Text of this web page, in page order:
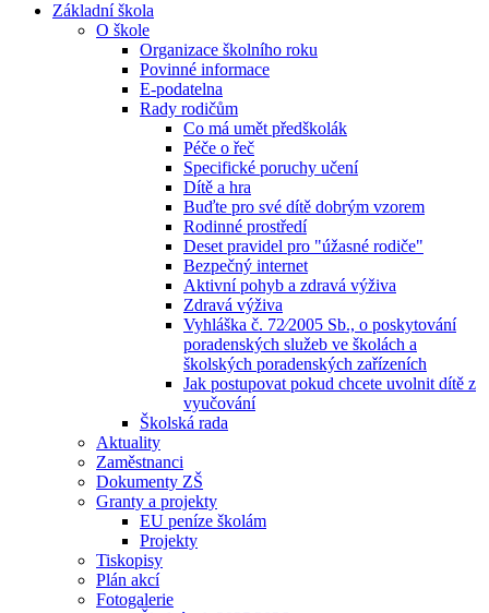
Základní škola
O škole
Organizace školního roku
Povinné informace
E-podatelna
Rady rodičům
Co má umět předškolák
Péče o řeč
Specifické poruchy učení
Dítě a hra
Buďte pro své dítě dobrým vzorem
Rodinné prostředí
Deset pravidel pro "úžasné rodiče"
Bezpečný internet
Aktivní pohyb a zdravá výživa
Zdravá výživa
Vyhláška č. 72⁄2005 Sb., o poskytování
poradenských služeb ve školách a
školských poradenských zařízeních
Jak postupovat pokud chcete uvolnit dítě z
vyučování
Školská rada
Aktuality
Zaměstnanci
Dokumenty ZŠ
Granty a projekty
EU peníze školám
Projekty
Tiskopisy
Plán akcí
Fotogalerie